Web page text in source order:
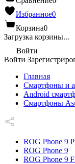
Избранное0
Корзина0
Загрузка корзины...
Войти
Войти
Главная
Смартфоны и
Android
Смартфоны
ROG Phone 9
ROG Phone 9
ROG Phone 9